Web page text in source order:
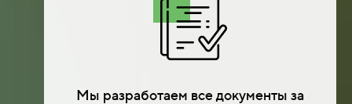
Мы разработаем все документы за